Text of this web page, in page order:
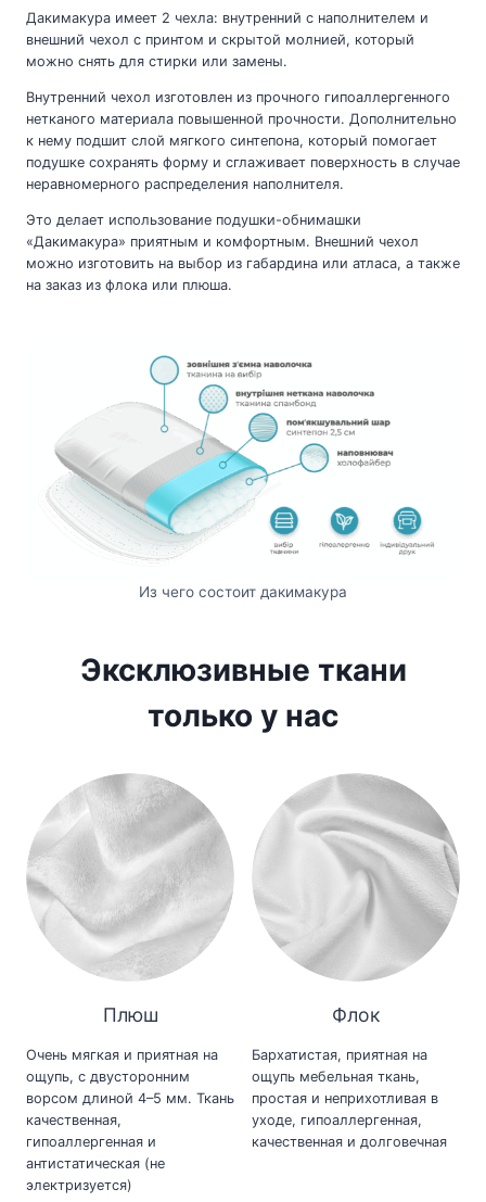
Дакимакура имеет 2 чехла: внутренний с наполнителем и
внешний чехол с принтом и скрытой молнией, который
можно снять для стирки или замены.
Внутренний чехол изготовлен из прочного гипоаллергенного
нетканого материала повышенной прочности. Дополнительно
к нему подшит слой мягкого синтепона, который помогает
подушке сохранять форму и сглаживает поверхность в случае
неравномерного распределения наполнителя.
Это делает использование подушки-обнимашки
«Дакимакура» приятным и комфортным. Внешний чехол
можно изготовить на выбор из габардина или атласа, а также
на заказ из флока или плюша.
Из чего состоит дакимакура
Эксклюзивные ткани
только у нас
Плюш
Очень мягкая и приятная на
ощупь, с двусторонним
ворсом длиной 4–5 мм. Ткань
качественная,
гипоаллергенная и
антистатическая (не
электризуется)
Флок
Бархатистая, приятная на
ощупь мебельная ткань,
простая и неприхотливая в
уходе, гипоаллергенная,
качественная и долговечная